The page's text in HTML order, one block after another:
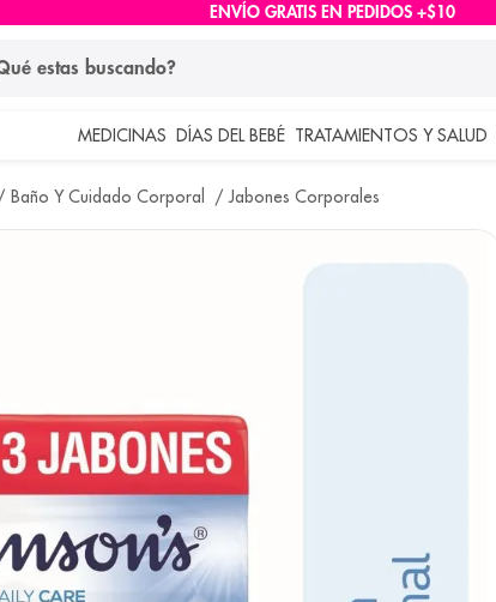
ENVÍO GRATIS EN PEDIDOS +$10
MEDICINAS DÍAS DEL BEBÉ TRATAMIENTOS Y SALUD
Baño Y Cuidado Corporal Jabones Corporales
términos más buscados
. protector solar
6. shampoo
7. bioderma
8. pediasure
9. panolini